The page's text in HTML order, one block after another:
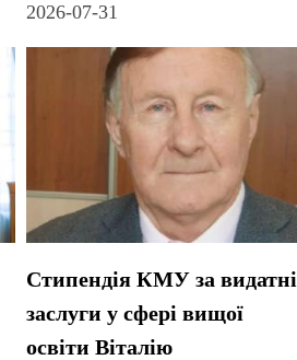
2026-07-31
Стипендія КМУ за видатні
заслуги у сфері вищої
освіти Віталію